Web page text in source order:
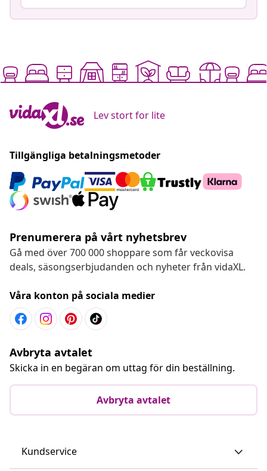
Lev stort for lite
Tillgängliga betalningsmetoder
Prenumerera på vårt nyhetsbrev
Gå med över 700 000 shoppare som får veckovisa
deals, säsongserbjudanden och nyheter från vidaXL.
Våra konton på sociala medier
Avbryta avtalet
Skicka in en begäran om uttag för din beställning.
Avbryta avtalet
Kundservice